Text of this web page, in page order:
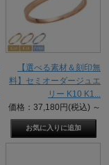
【選べる素材＆刻印無
料】セミオーダージュエ
リー K10 K1...
価格：37,180円(税込) ～